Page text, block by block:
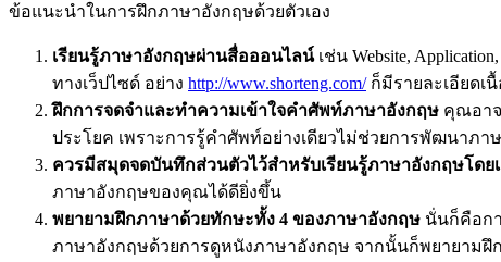
ข้อแนะนำในการฝึกภาษาอังกฤษด้วยตัวเอง
เรียนรู้ภาษาอังกฤษผ่านสื่อออนไลน์เช่น Website,
ทางเว็ปไซด์ อย่าง http://www.shorteng.com/ก็มีรายละเอียดเ
ฝึกการจดจำและทำความเข้าใจคำศัพท์ภาษาอังกฤษ คุณอา
ประโยค เพราะการรู้คำศัพท์อย่างเดียวไม่ช่วยการพัฒนา
ควรมีสมุดจดบันทึกส่วนตัวไว้สำหรับเรียนรู้ภาษาอังกฤษโดย
ภาษาอังกฤษของคุณได้ดียิ่งขึ้น
พยายามฝึกภาษาด้วยทักษะทั้ง 4 ของภาษาอังกฤษ นั่นก็คือก
ภาษาอังกฤษด้วยการดูหนังภาษาอังกฤษ จากนั้นก็พยายามฝึ